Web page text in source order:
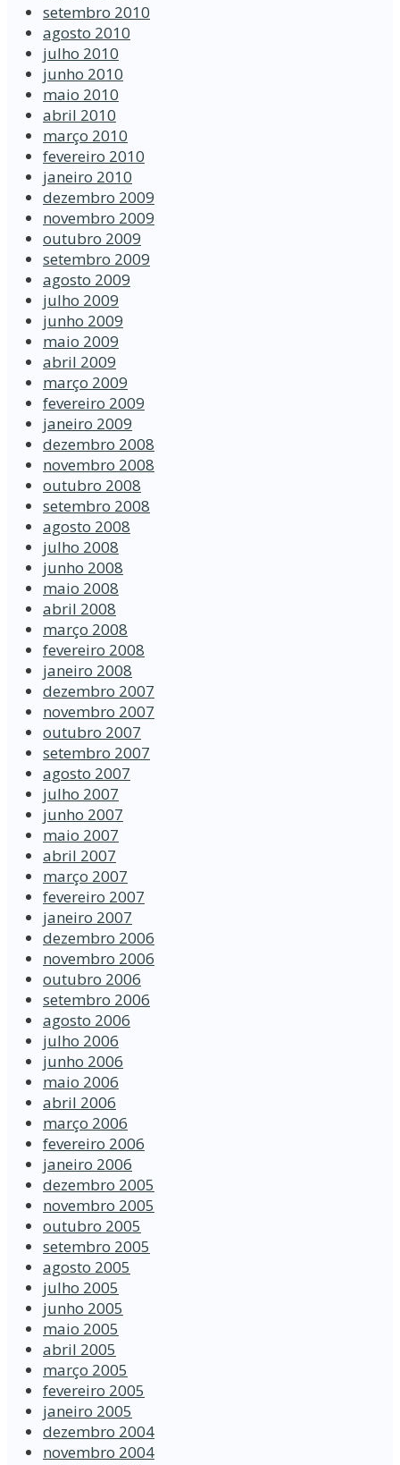
setembro 2010
agosto 2010
julho 2010
junho 2010
maio 2010
abril 2010
março 2010
fevereiro 2010
janeiro 2010
dezembro 2009
novembro 2009
outubro 2009
setembro 2009
agosto 2009
julho 2009
junho 2009
maio 2009
abril 2009
março 2009
fevereiro 2009
janeiro 2009
dezembro 2008
novembro 2008
outubro 2008
setembro 2008
agosto 2008
julho 2008
junho 2008
maio 2008
abril 2008
março 2008
fevereiro 2008
janeiro 2008
dezembro 2007
novembro 2007
outubro 2007
setembro 2007
agosto 2007
julho 2007
junho 2007
maio 2007
abril 2007
março 2007
fevereiro 2007
janeiro 2007
dezembro 2006
novembro 2006
outubro 2006
setembro 2006
agosto 2006
julho 2006
junho 2006
maio 2006
abril 2006
março 2006
fevereiro 2006
janeiro 2006
dezembro 2005
novembro 2005
outubro 2005
setembro 2005
agosto 2005
julho 2005
junho 2005
maio 2005
abril 2005
março 2005
fevereiro 2005
janeiro 2005
dezembro 2004
novembro 2004